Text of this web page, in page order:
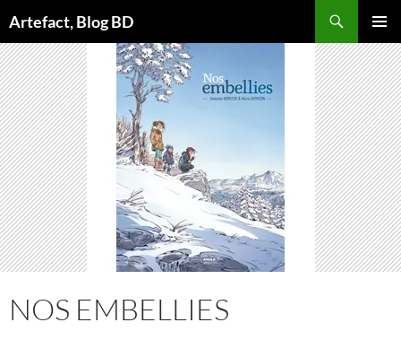
au
contenu
Artefact, Blog BD
MENU
NOS EMBELLIES